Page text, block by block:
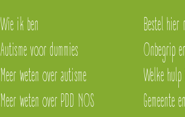
Wie ik ben Bestel
Autisme voor dummies
Onbegrip
Meer weten over autisme
Welke
Meer weten over PDD NOS
Gemeente